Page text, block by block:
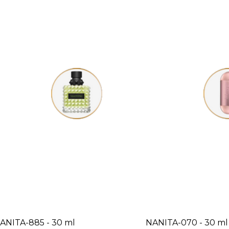
885 - 30 ml NANITA-070 - 30 ml